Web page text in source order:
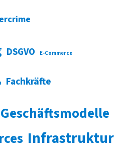
DSGVO E-Commerce
Fachkräfte
Geschäftsmodelle
Infrastruktur